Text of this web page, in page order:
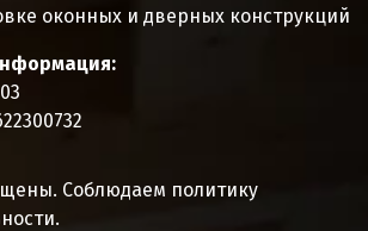
оконных и дверных конструкций
Соблюдаем политику